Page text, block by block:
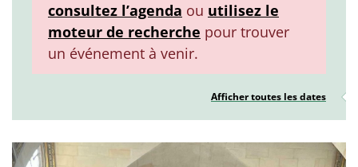
consultez l’agenda ou utilisez le
moteur de recherche pour trouver
un événement à venir.
Afficher toutes les dates